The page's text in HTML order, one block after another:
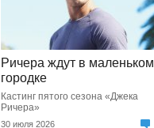
Ричера ждут в маленьком
городке
Кастинг пятого сезона «Джека
Ричера»
30 июля 2026